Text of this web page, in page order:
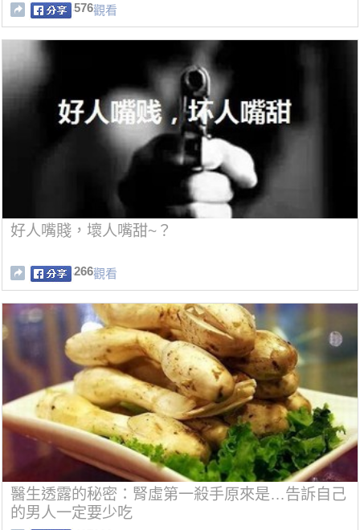
576觀看
好人嘴賤，壞人嘴甜~？
266觀看
醫生透露的秘密：腎虛第一殺手原來是…告訴自己
的男人一定要少吃